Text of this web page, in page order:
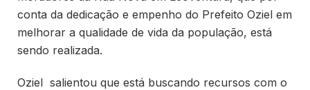
conta da dedicação e empenho do Prefeito Oziel em
melhorar a qualidade de vida da população, está
sendo realizada.
Oziel salientou que está buscando recursos com o